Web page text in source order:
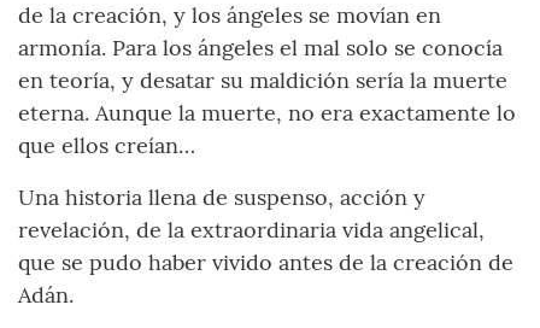
de la creación, y los ángeles se movían en
armonía. Para los ángeles el mal solo se conocía
en teoría, y desatar su maldición sería la muerte
eterna. Aunque la muerte, no era exactamente lo
que ellos creían…
Una historia llena de suspenso, acción y
revelación, de la extraordinaria vida angelical,
que se pudo haber vivido antes de la creación de
Adán.